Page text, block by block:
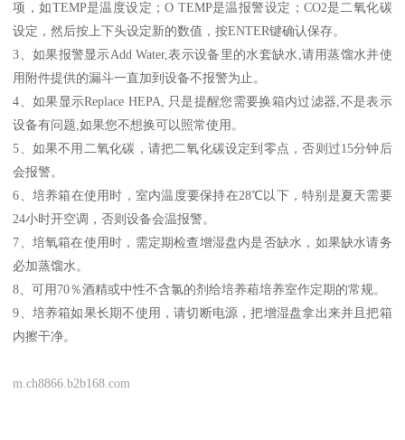
项，如TEMP是温度设定；O TEMP是温报警设定；CO2是二氧化碳
设定，然后按上下头设定新的数值，按ENTER键确认保存。
3、如果报警显示Add Water,表示设备里的水套缺水,请用蒸馏水并使
用附件提供的漏斗一直加到设备不报警为止。
4、如果显示Replace HEPA, 只是提醒您需要换箱内过滤器,不是表示
设备有问题,如果您不想换可以照常使用。
5、如果不用二氧化碳，请把二氧化碳设定到零点，否则过15分钟后
会报警。
6、培养箱在使用时，室内温度要保持在28℃以下，特别是夏天需要
24小时开空调，否则设备会温报警。
7、培氧箱在使用时，需定期检查增湿盘内是否缺水，如果缺水请务
必加蒸馏水。
8、可用70％酒精或中性不含氯的剂给培养葙培养室作定期的常规。
9、培养箱如果长期不使用，请切断电源，把增湿盘拿出来并且把箱
内擦干净。
m.ch8866.b2b168.com